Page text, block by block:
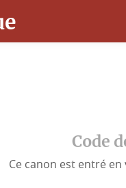
Code
Ce canon est entré